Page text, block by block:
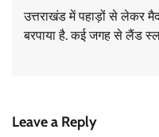
उत्तराखंड में पहाड़ों से लेकर
बरपाया है. कई जगह से लैंड
Leave a Reply